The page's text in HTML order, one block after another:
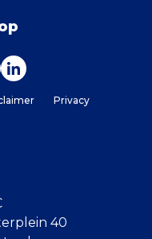
Privacy
40